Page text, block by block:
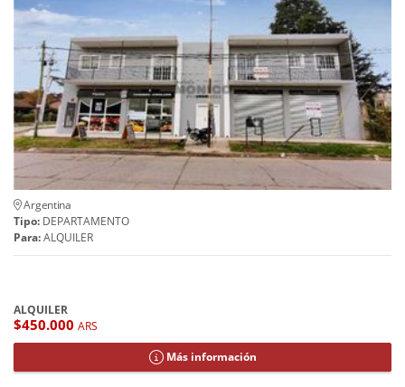
Argentina
Tipo: DEPARTAMENTO
Para:ALQUILER
ALQUILER
$450.000 ARS
Más información